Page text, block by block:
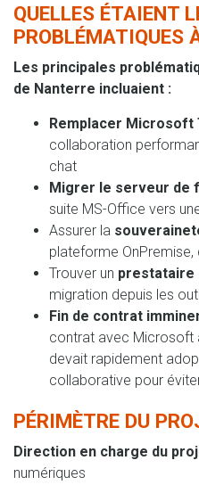
QUELLES ÉTAIENT
PROBLÉMATIQUES
Les principales
de Nanterre incluaient :
Remplacer Microsoft
collaboration
chat
Migrer le serveur de
suite MS-Office vers
Assurer la
plateforme OnPremise,
Trouver un prestataire
migration depuis les
Fin de contrat
contrat avec Microsoft
devait rapidement
collaborative pour
PÉRIMÈTRE DU
Direction en charge du
numériques